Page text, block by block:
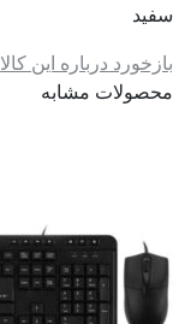
سفید
بازخورد درباره این کالا
محصولات مشابه